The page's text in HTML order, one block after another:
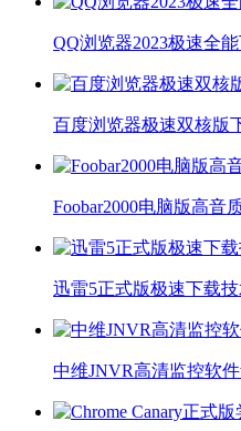
QQ浏览器2023极速全
百度浏览器极速双核版
Foobar2000电脑版高音
迅雷5正式版极速下载技
中维JNVR高清监控软件